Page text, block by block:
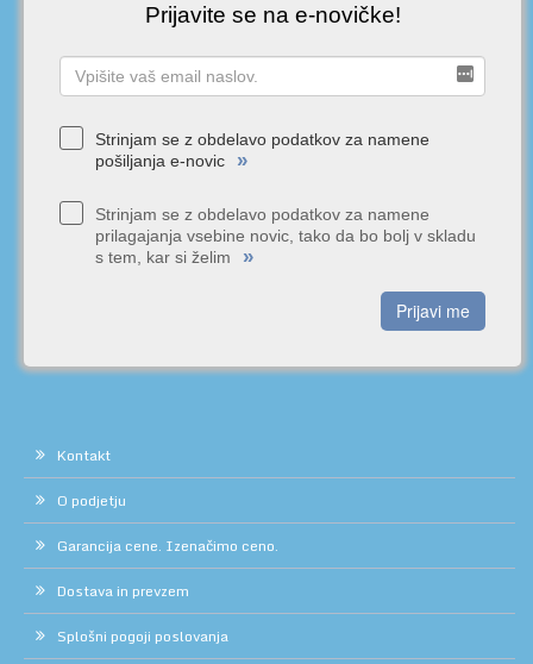
Prijavite se na e-novičke!
Strinjam se z obdelavo podatkov za namene
pošiljanja e-novic
»
Strinjam se z obdelavo podatkov za namene
prilagajanja vsebine novic, tako da bo bolj v skladu
s tem, kar si želim
»
Prijavi me
Kontakt
O podjetju
Garancija cene. Izenačimo ceno.
Dostava in prevzem
Splošni pogoji poslovanja